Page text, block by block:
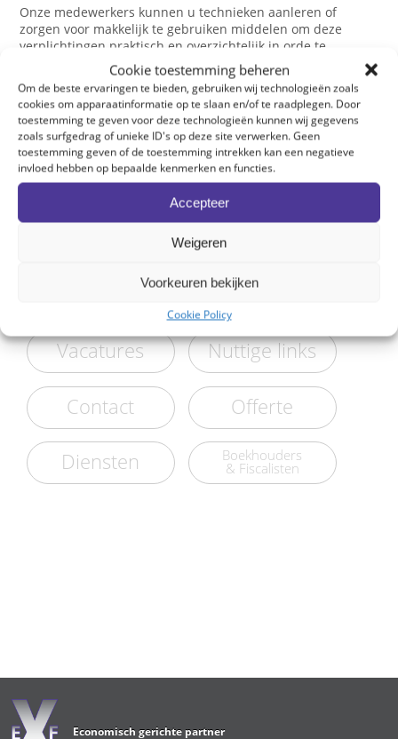
Cookie toestemming beheren
Om de beste ervaringen te bieden, gebruiken wij technologieën zoals
cookies om apparaatinformatie op te slaan en/of te raadplegen. Door
toestemming te geven voor deze technologieën kunnen wij gegevens
zoals surfgedrag of unieke ID's op deze site verwerken. Geen
toestemming geven of de toestemming intrekken kan een negatieve
invloed hebben op bepaalde kenmerken en functies.
Accepteer
Weigeren
Voorkeuren bekijken
Cookie Policy
Onze medewerkers kunnen u technieken aanleren of
zorgen voor makkelijk te gebruiken middelen om deze
verplichtingen praktisch en overzichtelijk in orde te
Wij willen U gerust ontvangen voor een eerste vrijblijvend
gesprek. Neem hiervoor via deze wegcontactop of plan
een afspraak op het door u gekozen kantoor.
Onze visie
EXF Online
Vacatures Nuttige links
Contact Offerte
Diensten Boekhouders
& Fiscalisten
Economisch gerichte partner